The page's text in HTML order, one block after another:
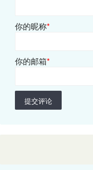
你的昵称*
你的邮箱*
提交评论